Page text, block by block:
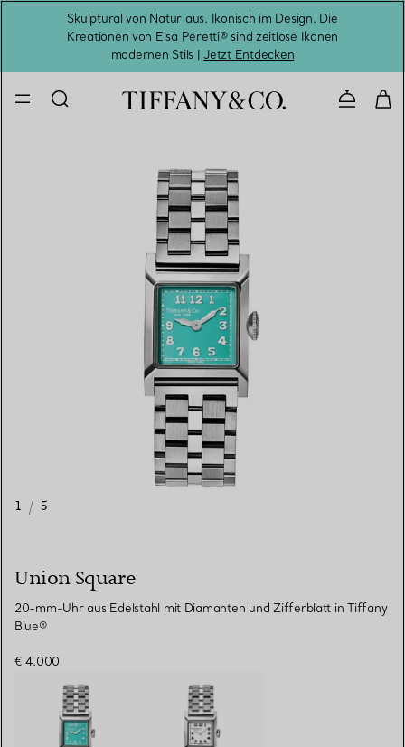
Skulptural von Natur aus. Ikonisch im Design. Die
Kreationen von Elsa Peretti® sind zeitlose Ikonen
modernen Stils |Jetzt Entdecken
1 / 5
Union Square
20-mm-Uhr aus Edelstahl mit Diamanten und Zifferblatt in Tiffany
Blue®
€ 4.000